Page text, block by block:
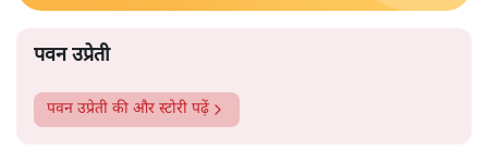
पवन उप्रेती
पवन उप्रेती की और स्टोरी पढ़ें